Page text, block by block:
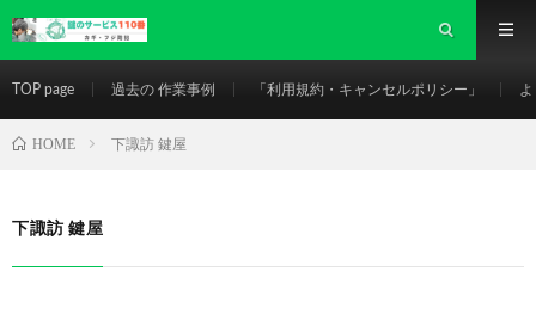
TOP page 過去の 作業事例 「利用規約・キャンセルポリシー」
HOME 下諏訪 鍵屋
下諏訪 鍵屋